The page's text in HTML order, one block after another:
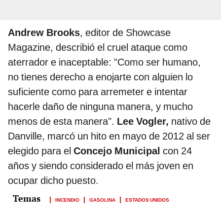
Andrew Brooks, editor de Showcase
Magazine, describió el cruel ataque como
aterrador e inaceptable: "Como ser humano,
no tienes derecho a enojarte con alguien lo
suficiente como para arremeter e intentar
hacerle daño de ninguna manera, y mucho
menos de esta manera". Lee Vogler, nativo de
Danville, marcó un hito en mayo de 2012 al ser
elegido para el Concejo Municipal con 24
años y siendo considerado el más joven en
ocupar dicho puesto.
INCENDIO GASOLINA ESTADOS UNIDOS